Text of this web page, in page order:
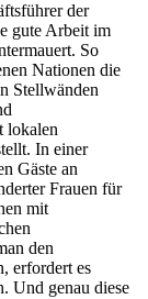
der
gute Arbeit im
So
Nationen die
Stellwänden
lokalen
In einer
Gäste an
Frauen für
mit
den
erfordert es
Und genau diese